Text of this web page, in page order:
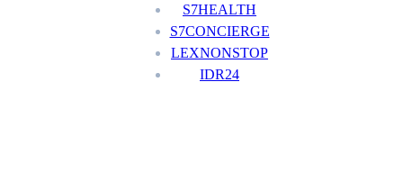
S7HEALTH
S7CONCIERGE
LEXNONSTOP
IDR24